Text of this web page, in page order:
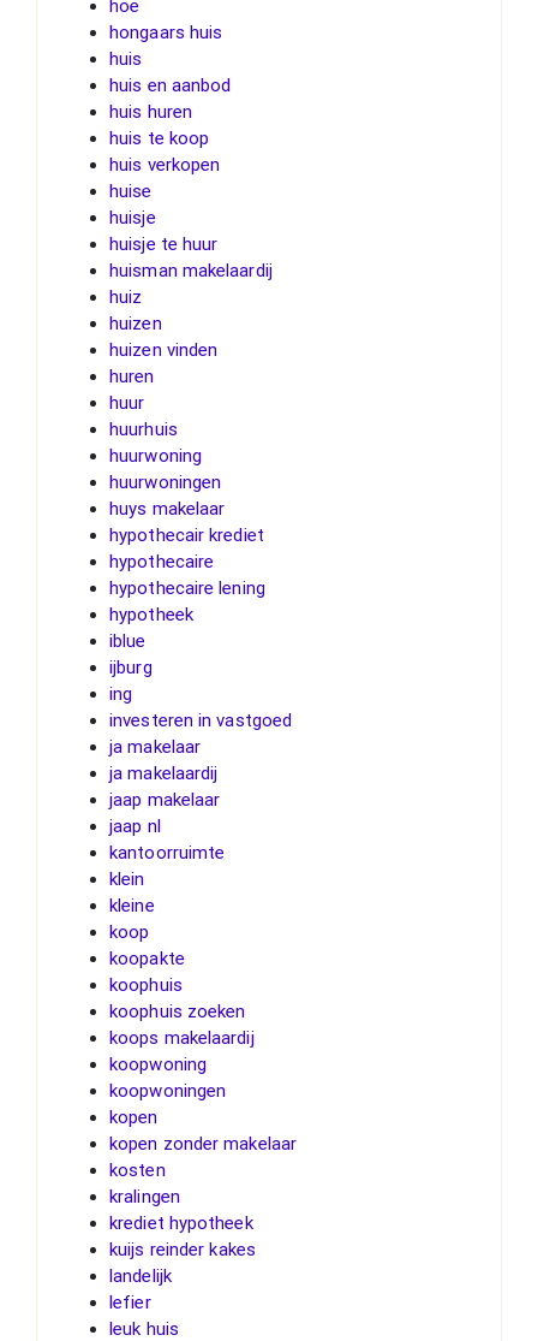
hoe
hongaars huis
huis
huis en aanbod
huis huren
huis te koop
huis verkopen
huise
huisje
huisje te huur
huisman makelaardij
huiz
huizen
huizen vinden
huren
huur
huurhuis
huurwoning
huurwoningen
huys makelaar
hypothecair krediet
hypothecaire
hypothecaire lening
hypotheek
iblue
ijburg
ing
investeren in vastgoed
ja makelaar
ja makelaardij
jaap makelaar
jaap nl
kantoorruimte
klein
kleine
koop
koopakte
koophuis
koophuis zoeken
koops makelaardij
koopwoning
koopwoningen
kopen
kopen zonder makelaar
kosten
kralingen
krediet hypotheek
kuijs reinder kakes
landelijk
lefier
leuk huis